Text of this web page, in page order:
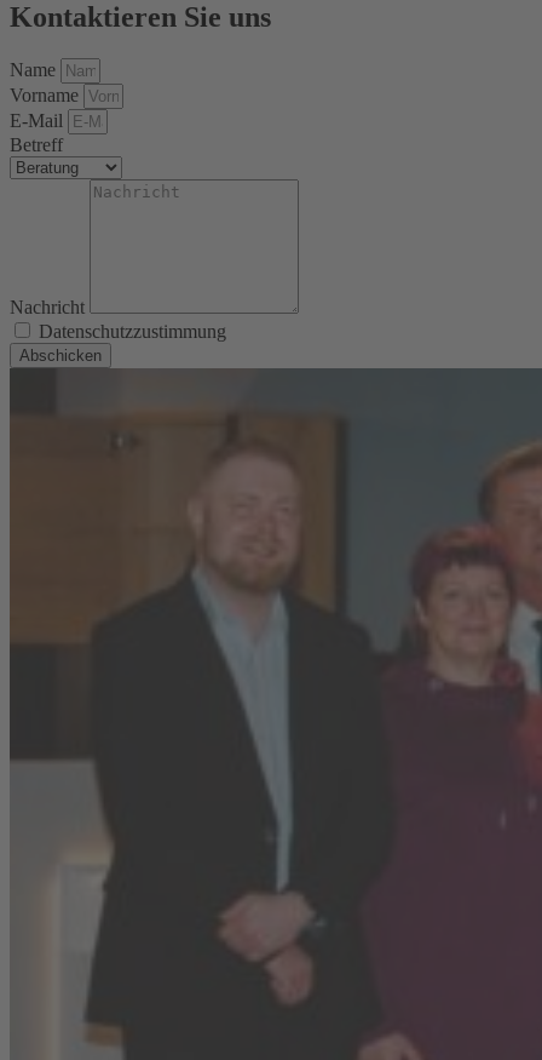
Kontaktieren Sie uns
Name
Vorname
E-Mail
Betreff
Nachricht
Datenschutzzustimmung
Abschicken